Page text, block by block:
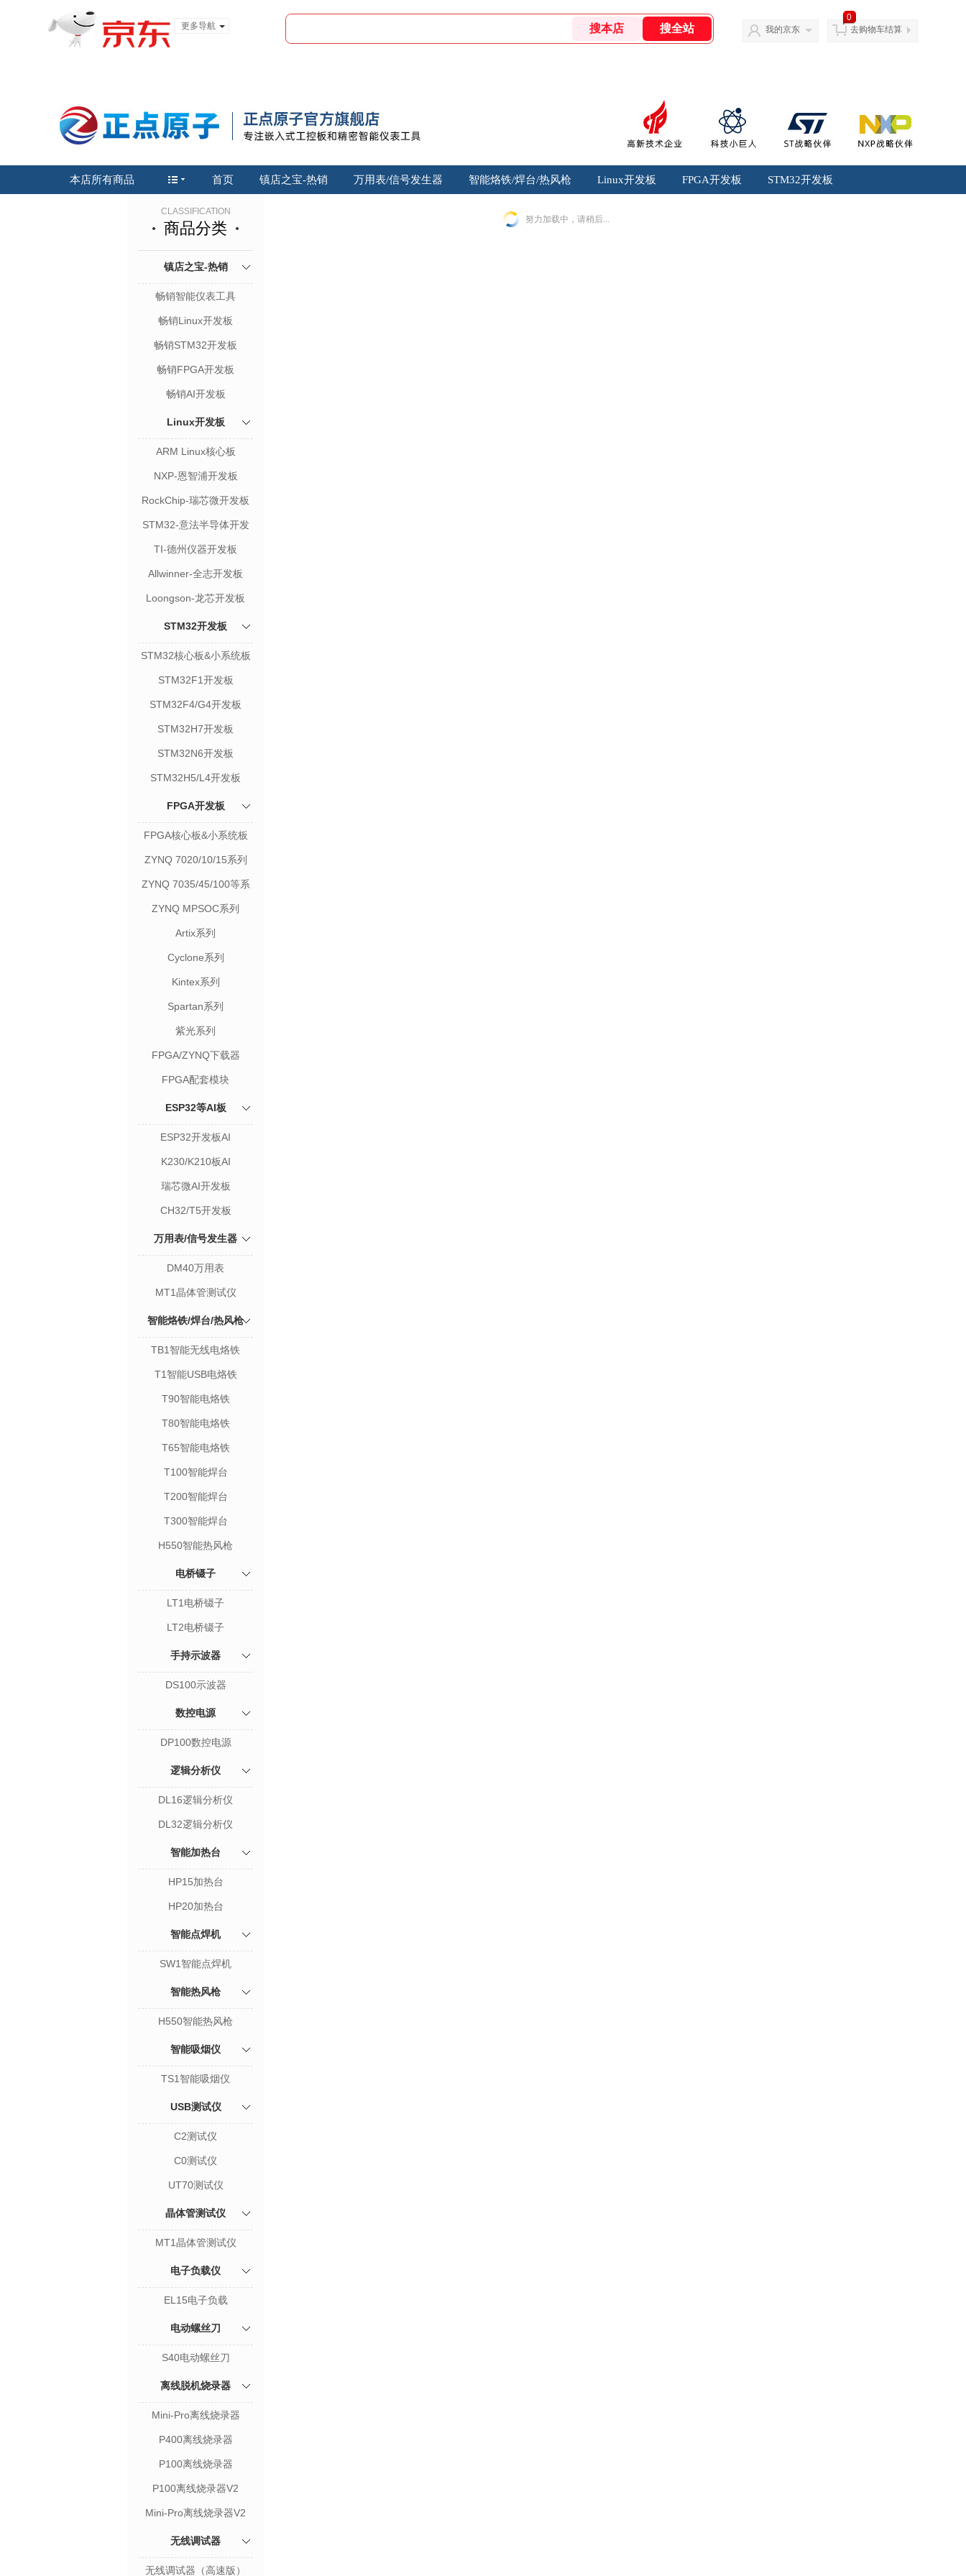
更多导航
我的京东
0
去购物车结算
本店所有商品 首页 镇店之宝-热销 万用表/信号发生器 智能烙铁/焊台/热风枪 Linux开发板 FPGA开发板 STM32开发板
CLASSIFICATION
商品分类
镇店之宝-热销
畅销智能仪表工具
畅销Linux开发板
畅销STM32开发板
畅销FPGA开发板
畅销AI开发板
Linux开发板
ARM Linux核心板
NXP-恩智浦开发板
RockChip-瑞芯微开发板
STM32-意法半导体开发
TI-德州仪器开发板
Allwinner-全志开发板
Loongson-龙芯开发板
STM32开发板
STM32核心板&小系统板
STM32F1开发板
STM32F4/G4开发板
STM32H7开发板
STM32N6开发板
STM32H5/L4开发板
FPGA开发板
FPGA核心板&小系统板
ZYNQ 7020/10/15系列
ZYNQ 7035/45/100等系
ZYNQ MPSOC系列
Artix系列
Cyclone系列
Kintex系列
Spartan系列
紫光系列
FPGA/ZYNQ下载器
FPGA配套模块
ESP32等AI板
ESP32开发板AI
K230/K210板AI
瑞芯微AI开发板
CH32/T5开发板
万用表/信号发生器
DM40万用表
MT1晶体管测试仪
智能烙铁/焊台/热风枪
TB1智能无线电烙铁
T1智能USB电烙铁
T90智能电烙铁
T80智能电烙铁
T65智能电烙铁
T100智能焊台
T200智能焊台
T300智能焊台
H550智能热风枪
电桥镊子
LT1电桥镊子
LT2电桥镊子
手持示波器
DS100示波器
数控电源
DP100数控电源
逻辑分析仪
DL16逻辑分析仪
DL32逻辑分析仪
智能加热台
HP15加热台
HP20加热台
智能点焊机
SW1智能点焊机
智能热风枪
H550智能热风枪
智能吸烟仪
TS1智能吸烟仪
USB测试仪
C2测试仪
C0测试仪
UT70测试仪
晶体管测试仪
MT1晶体管测试仪
电子负载仪
EL15电子负载
电动螺丝刀
S40电动螺丝刀
离线脱机烧录器
Mini-Pro离线烧录器
P400离线烧录器
P100离线烧录器
P100离线烧录器V2
Mini-Pro离线烧录器V2
无线调试器
无线调试器（高速版）
努力加载中，请稍后...